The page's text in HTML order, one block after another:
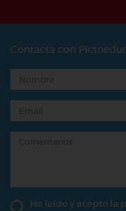
Contacta con
He leído y acepto la